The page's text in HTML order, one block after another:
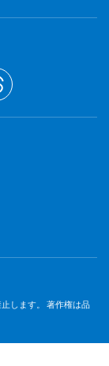
します。 著作権は品